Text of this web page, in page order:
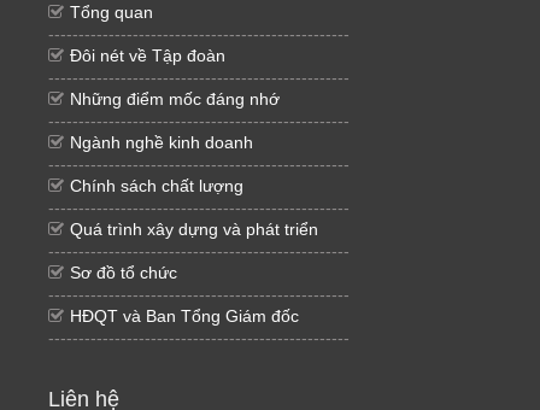
Tổng quan
--------------------------------------------------
Đôi nét về Tập đoàn
--------------------------------------------------
Những điểm mốc đáng nhớ
--------------------------------------------------
Ngành nghề kinh doanh
--------------------------------------------------
Chính sách chất lượng
--------------------------------------------------
Quá trình xây dựng và phát triển
--------------------------------------------------
Sơ đồ tổ chức
--------------------------------------------------
HĐQT và Ban Tổng Giám đốc
--------------------------------------------------
Liên hệ